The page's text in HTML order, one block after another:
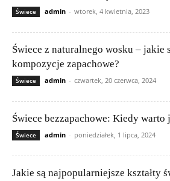
Świece admin - wtorek, 4 kwietnia, 2023
Świece z naturalnego wosku – jakie
kompozycje zapachowe?
Świece admin - czwartek, 20 czerwca, 2024
Świece bezzapachowe: Kiedy warto
Świece admin - poniedziałek, 1 lipca, 2024
Jakie są najpopularniejsze kształty